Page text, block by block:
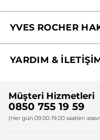
YVES ROCHER
Yves Rocher Vakfı
YARDIM &
Bize Ulaşın
Firma Bilgileri
Müşteri Hizmetleri
0850 755 19 59
(Her gün 09.00-19.00 saatleri